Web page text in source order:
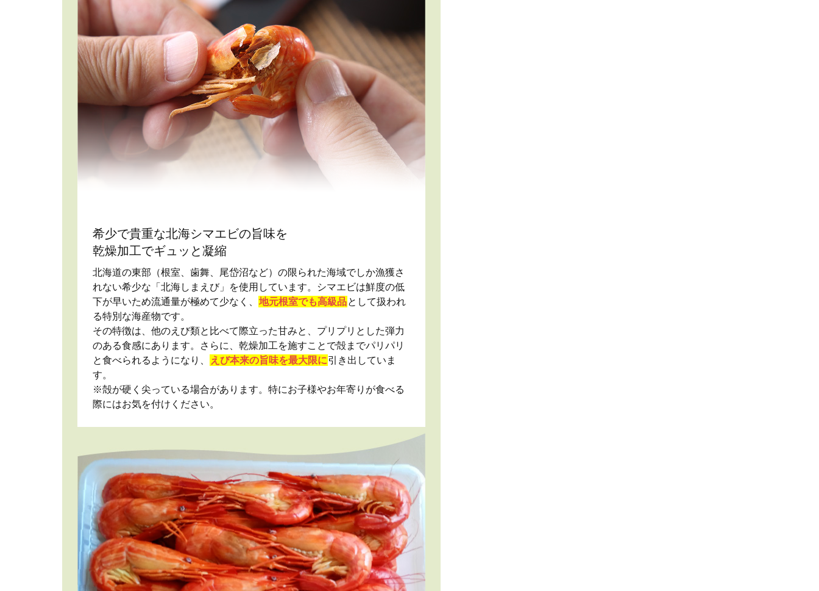
希少で貴重な北海シマエビの旨味を
乾燥加工でギュッと凝縮
北海道の東部（根室、歯舞、尾岱沼など）の限られた海域でしか漁獲さ
れない希少な「北海しまえび」を使用しています。シマエビは鮮度の低
下が早いため流通量が極めて少なく、 地元根室でも高級品として扱われ
る特別な海産物です。
その特徴は、他のえび類と比べて際立った甘みと、プリプリとした弾力
のある食感にあります。さらに、乾燥加工を施すことで殻までパリパリ
と食べられるようになり、
えび本来の旨味を最大限に引き出していま
す。
※殻が硬く尖っている場合があります。特にお子様やお年寄りが食べる
際にはお気を付けください。